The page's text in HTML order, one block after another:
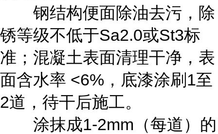
钢结构便面除油去污，除
锈等级不低于Sa2.0或St3标
准；混凝土表面清理干净，表
面含水率 <6%，底漆涂刷1至
2道，待干后施工。
涂抹成1-2mm（每道）的